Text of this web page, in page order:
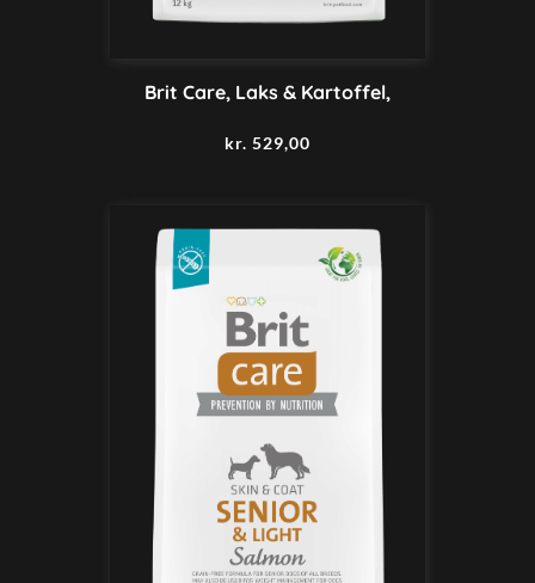
Brit Care, Laks & Kartoffel,
kr. 529,00